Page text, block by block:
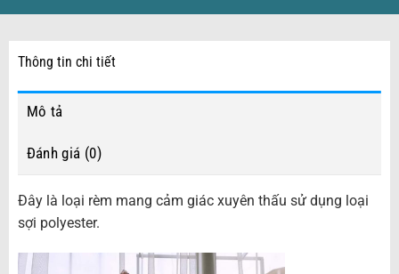
Thông tin chi tiết
Mô tả
Đánh giá (0)
Đây là loại rèm mang cảm giác xuyên thấu sử dụng loại
sợi polyester.